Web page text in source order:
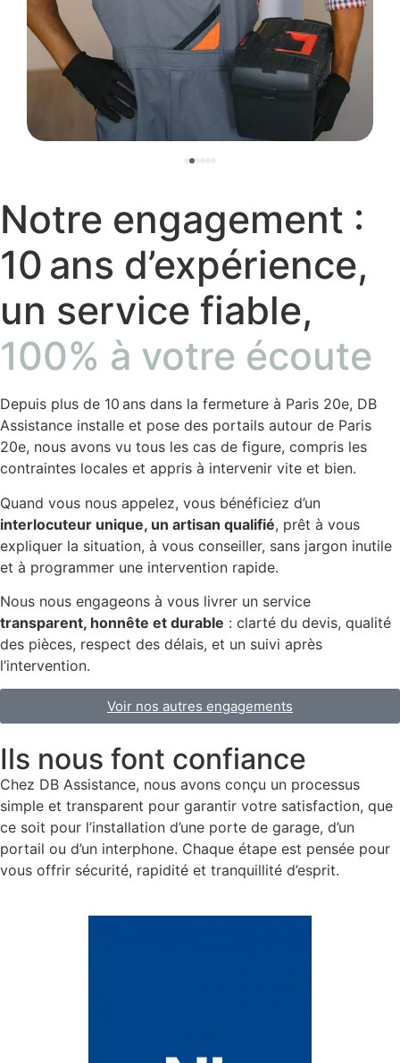
Notre engagement :
10 ans d’expérience,
un service fiable,
100% à votre écoute
Depuis plus de 10 ans dans la fermeture à Paris 20e, DB
Assistance installe et pose des portails autour de Paris
20e, nous avons vu tous les cas de figure, compris les
contraintes locales et appris à intervenir vite et bien.
Quand vous nous appelez, vous bénéficiez d’un
interlocuteur unique, un artisan qualifié, prêt à vous
expliquer la situation, à vous conseiller, sans jargon inutile
et à programmer une intervention rapide.
Nous nous engageons à vous livrer un service
transparent, honnête et durable : clarté du devis, qualité
des pièces, respect des délais, et un suivi après
l’intervention.
Voir nos autres engagements
Ils nous font confiance
Chez DB Assistance, nous avons conçu un processus
simple et transparent pour garantir votre satisfaction, que
ce soit pour l’installation d’une porte de garage, d’un
portail ou d’un interphone. Chaque étape est pensée pour
vous offrir sécurité, rapidité et tranquillité d’esprit.